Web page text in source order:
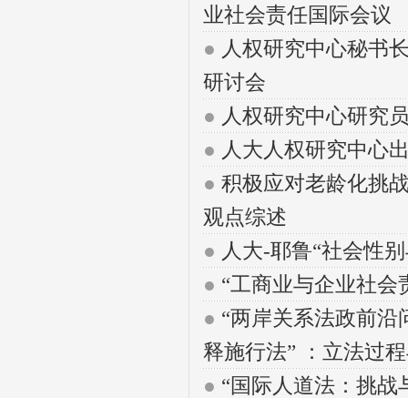
业社会责任国际会议
● 人权研究中心秘书
研讨会
● 人权研究中心研究
● 人大人权研究中心
● 积极应对老龄化挑
观点综述
● 人大-耶鲁“社会性
● “工商业与企业社
● “两岸关系法政前沿
释施行法” ：立法过
● “国际人道法：挑